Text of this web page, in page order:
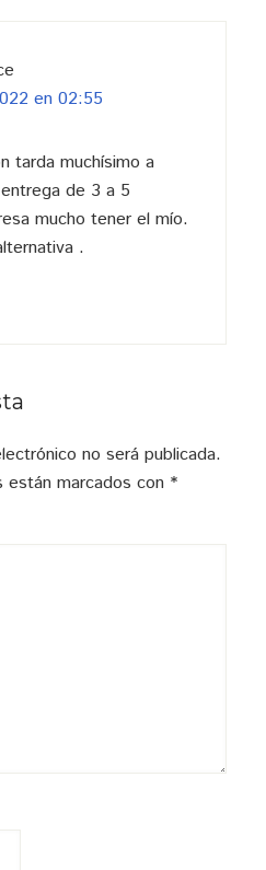
en 02:55
tarda muchísimo a
de 3 a 5
mucho tener el mío.
.
no será publicada.
están marcados con *